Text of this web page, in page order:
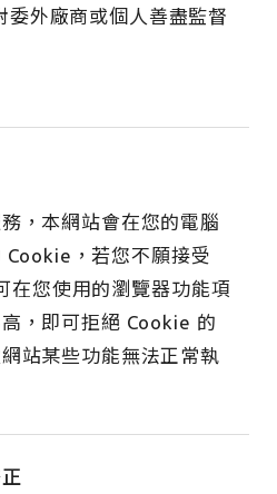
委外廠商或個人善盡監督
，本網站會在您的電腦
Cookie，若您不願接受
在您使用的瀏覽器功能項
，即可拒絕 Cookie 的
站某些功能無法正常執